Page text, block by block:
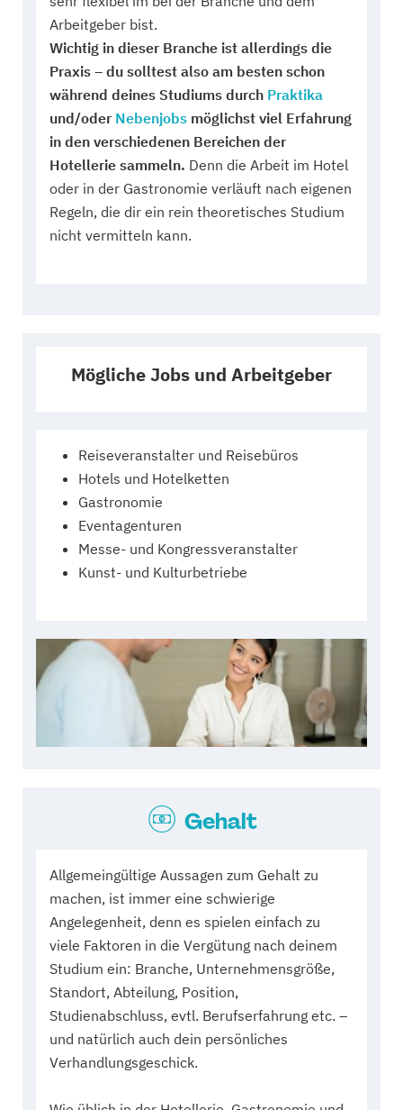
Arbeitgeber bist.
Wichtig in dieser Branche ist allerdings die
Praxis – du solltest also am besten schon
während deines Studiums durch Praktika
und/oder Nebenjobs möglichst viel Erfahrung
in den verschiedenen Bereichen der
Hotellerie sammeln. Denn die Arbeit im Hotel
oder in der Gastronomie verläuft nach eigenen
Regeln, die dir ein rein theoretisches Studium
nicht vermitteln kann.
Mögliche Jobs und Arbeitgeber
Reiseveranstalter und Reisebüros
Hotels und Hotelketten
Gastronomie
Eventagenturen
Messe- und Kongressveranstalter
Kunst- und Kulturbetriebe
Gehalt
Allgemeingültige Aussagen zum Gehalt zu
machen, ist immer eine schwierige
Angelegenheit, denn es spielen einfach zu
viele Faktoren in die Vergütung nach deinem
Studium ein: Branche, Unternehmensgröße,
Standort, Abteilung, Position,
Studienabschluss, evtl. Berufserfahrung etc. –
und natürlich auch dein persönliches
Verhandlungsgeschick.